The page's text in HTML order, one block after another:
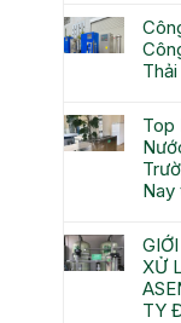
Top
Nay
XỬ
TY